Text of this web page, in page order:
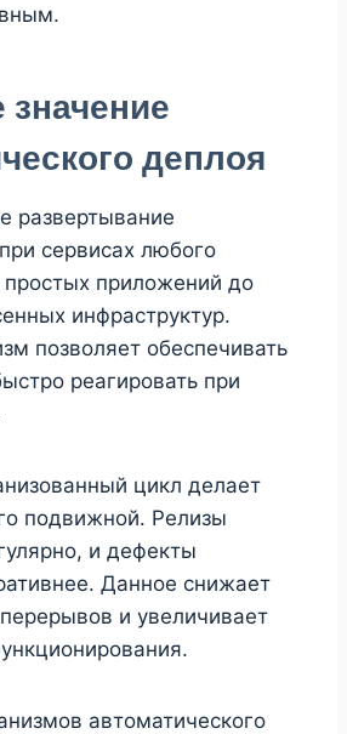
значение
деплоя
развертывание
сервисах любого
приложений до
инфраструктур.
позволяет обеспечивать
реагировать при
цикл делает
подвижной. Релизы
и дефекты
Данное снижает
и увеличивает
автоматического